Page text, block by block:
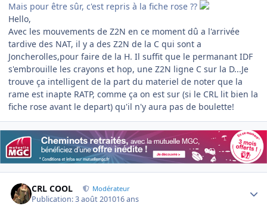
Mais pour être sûr, c'est repris à la fiche rose ??
Hello,
Avec les mouvements de Z2N en ce moment dû a l'arrivée
tardive des NAT, il y a des Z2N de la C qui sont a
Joncherolles,pour faire de la H. Il suffit que le permanant IDF
s'embrouille les crayons et hop, une Z2N ligne C sur la D...Je
trouve ça intelligent de la part du materiel de noter que la
rame est inapte RATP, comme ça on est sur (si le CRL lit bien la
fiche rose avant le depart) qu'il n'y aura pas de boulette!
CRL COOL Modérateur
Publication:3 août 201016 ans